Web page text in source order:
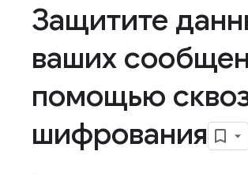
Защитите
ваших
помощью
шифрования